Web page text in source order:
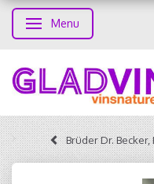
Toggle navigation
Menu
Brüder Dr.